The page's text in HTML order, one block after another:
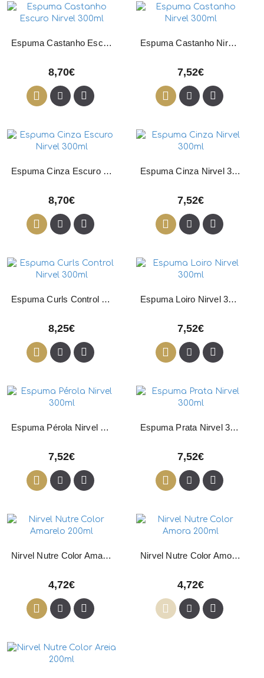
Espuma Castanho Escuro Nirvel 300ml
8,70€
Espuma Castanho Nirvel 300ml
7,52€
Espuma Cinza Escuro Nirvel 300ml
8,70€
Espuma Cinza Nirvel 300ml
7,52€
Espuma Curls Control Nirvel 300ml
8,25€
Espuma Loiro Nirvel 300ml
7,52€
Espuma Pérola Nirvel 300ml
7,52€
Espuma Prata Nirvel 300ml
7,52€
Nirvel Nutre Color Amarelo 200ml
4,72€
Nirvel Nutre Color Amora 200ml
4,72€